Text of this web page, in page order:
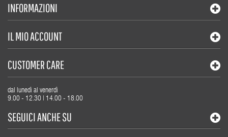
INFORMAZIONI
IL MIO ACCOUNT
CUSTOMER CARE
dal lunedì al venerdì
9.00 - 12.30 | 14.00 - 18.00
SEGUICI ANCHE SU